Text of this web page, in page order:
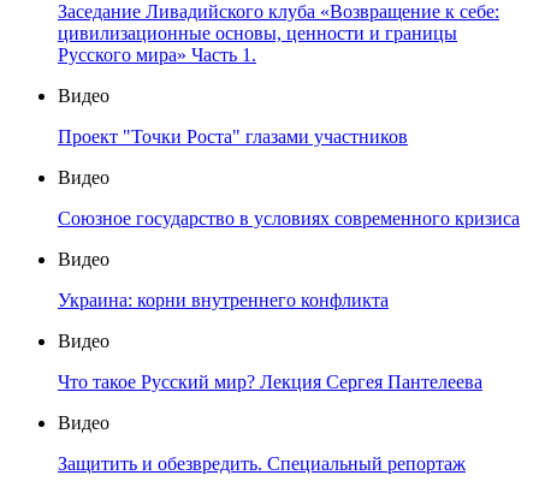
Заседание Ливадийского клуба «Возвращение к себе:
цивилизационные основы, ценности и границы
Русского мира» Часть 1.
Видео
Проект "Точки Роста" глазами участников
Видео
Союзное государство в условиях современного кризиса
Видео
Украина: корни внутреннего конфликта
Видео
Что такое Русский мир? Лекция Сергея Пантелеева
Видео
Защитить и обезвредить. Специальный репортаж